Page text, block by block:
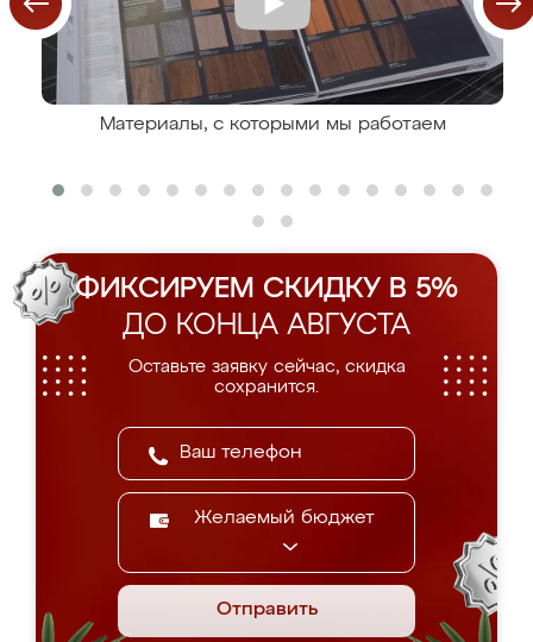
Материалы, с которыми мы работаем
ФИКСИРУЕМ СКИДКУ В 5%
ДО КОНЦА АВГУСТА
Оставьте заявку сейчас, скидка
сохранится.
Желаемый бюджет
Отправить